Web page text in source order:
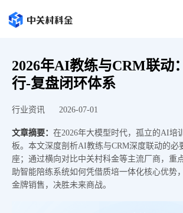
2026年AI教练与CRM联动
行-复盘闭环体系
行业资讯 2026-07-01
文章摘要： 在2026年大模型时代，孤立的AI培
板。本文深度剖析AI教练与CRM深度联动的必
座；通过横向对比中关村科金等主流厂商，重
助智能陪练系统如何凭借质培一体化核心优势
金牌销售，决胜未来商战。